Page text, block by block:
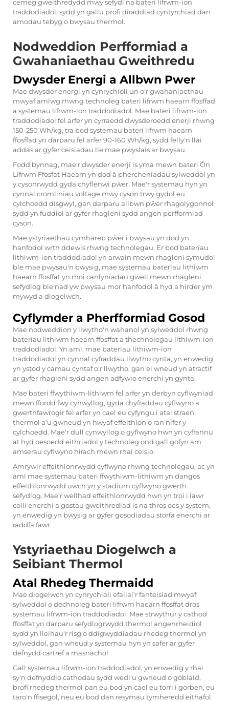
cemeg gweithredydd mwy sefydl na bateri lifrwm-ion
traddodiadol, sydd yn gallu profi diraddiad cyntyrchiad dan
amodau tebyg o bwysau thermol.
Nodweddion Perfformiad a
Gwahaniaethau Gweithredu
Dwysder Energi a Allbwn Pwer
Mae dwysder energi yn cynrychioli un o'r gwahaniaethau
mwyaf amlwg rhwng technoleg bateri lifrwm haearn ffosffad
a systemau lifrwm-ion traddodiadol. Mae bateri lifrwm-ion
traddodiadol fel arfer yn cyrraedd dwysderoedd enerji rhwng
150-250 Wh/kg, tra bod systemau bateri lifrwm haearn
ffosffad yn darparu fel arfer 90-160 Wh/kg, sydd felly'n llai
addas ar gyfer ceisiadau lle mae pwyslais ar bwysau.
Fodd bynnag, mae'r dwysder enerji is yma mewn bateri Ôn
Lîfrwm Ffosfat Haearn yn dod â phercheniadau sylweddol yn
y cysonrwydd gyda chyflenwi pŵer. Mae'r systemau hyn yn
cynnal cromliniau voltage mwy cyson trwy gydol eu
cylchoedd disgwyl, gan darparu allbwn pŵer rhagolygonnol
sydd yn fuddiol ar gyfer rhagleni sydd angen perfformiad
cyson.
Mae ystyriaethau cymhareb pŵer i bwysau yn dod yn
hanfodol wrth ddewis rhwng technolegau. Er bod baterïau
lithiwm-ion traddodiadol yn arwain mewn rhagleni symudol
ble mae pwysau'n bwysig, mae systemau baterïau lithiwm
haearn ffosffat yn rhoi canlyniadau gwell mewn rhagleni
sefydlog ble nad yw pwysau mor hanfodol â hyd a hirder ym
mywyd a diogelwch.
Cyflymder a Pherfformiad Gosod
Mae nodweddion y llwytho'n wahanol yn sylweddol rhwng
baterïau lithiwm haearn ffosffat a thechnolegau lithiwm-ion
traddodiadol. Yn aml, mae baterïau lithiwm-ion
traddodiadol yn cynnal cyfraddau llwytho cynta, yn enwedig
yn ystod y camau cyntaf o'r llwytho, gan ei wneud yn atractif
ar gyfer rhagleni sydd angen adfywio enerchi yn gynta.
Mae bateri ffwythiwm-lithiwm fel arfer yn derbyn cyflwyniad
mewn ffordd fwy cynwyllog, gyda chyfraddau cyflwyno a
gwerthfawrogir fel arfer yn cael eu cyfyngu i atal straen
thermol a'u gwneud yn hwyaf effeithlon o ran nifer y
cylchoedd. Mae'r dull cynwyllog o gyflwyno hwn yn cyfrannu
at hyd oesoedd eithriadol y technoleg ond gall gofyn am
amserau cyflwyno hirach mewn rhai ceisio.
Amrywir effeithlonrwydd cyflwyno rhwng technolegau, ac yn
aml mae systemau bateri ffwythiwm-lithiwm yn dangos
effeithlonrwydd uwch yn y stadium cyflwyno gwerth
sefydlog. Mae'r wellhad effeithlonrwydd hwn yn troi i lawr
colli enerchi a gostau gweithrediad is na thros oes y system,
yn enwedig yn bwysig ar gyfer gosodiadau storfa enerchi ar
raddfa fawr.
Ystyriaethau Diogelwch a
Seibiant Thermol
Atal Rhedeg Thermaidd
Mae diogelwch yn cynrychioli efallai'r fanteisiad mwyaf
sylweddol o dechnoleg bateri lifrwm haearn ffosffat dros
systemau lifrwm-ion traddodiadol. Mae strwythur y cathod
ffosffat yn darparu sefydlogrwydd thermol angenrheidiol
sydd yn lleihau'r risg o ddigwyddiadau rhedeg thermol yn
sylweddol, gan wneud y systemau hyn yn safer ar gyfer
defnydd cartref a masnachol.
Gall systemau lifrwm-ion traddodiadol, yn enwedig y rhai
sy'n defnyddio cathodau sydd wedi'u gwneud o goblaid,
brofi rhedeg thermol pan eu bod yn cael eu torri i gorben, eu
taro'n ffisegol, neu eu bod dan resymau tymheredd eithafol.